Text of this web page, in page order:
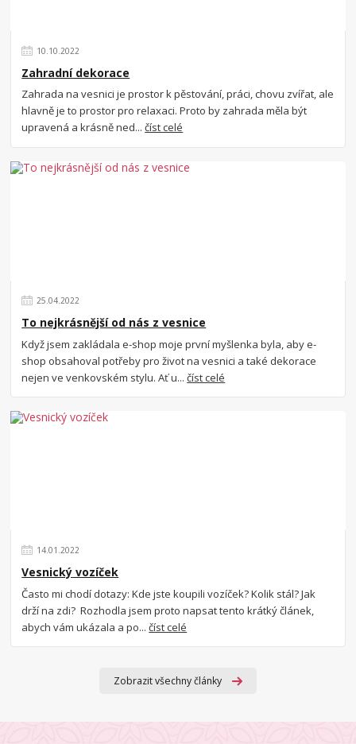
10.10.2022
Zahradní dekorace
Zahrada na vesnici je prostor k pěstování, práci, chovu zvířat, ale
hlavně je to prostor pro relaxaci. Proto by zahrada měla být
upravená a krásně ned...číst celé
25.04.2022
To nejkrásnější od nás z vesnice
Když jsem zakládala e-shop moje první myšlenka byla, aby e-
shop obsahoval potřeby pro život na vesnici a také dekorace
nejen ve venkovském stylu. Ať u...číst celé
14.01 .2022
Vesnický vozíček
Často mi chodí dotazy: Kde jste koupili vozíček? Kolik stál? Jak
drží na zdi? Rozhodla jsem proto napsat tento krátký článek,
abych vám ukázala a po...číst celé
Zobrazit všechny články